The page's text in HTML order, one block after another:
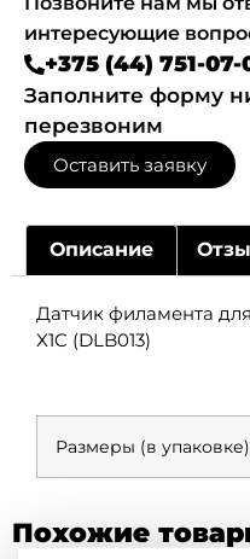
интересующие
+375 (44) 751-07-
Заполните форму
перезвоним
Оставить заявку
Описание
Датчик филамента
X1C (DLB013)
Размеры (в упаковке)
Похожие